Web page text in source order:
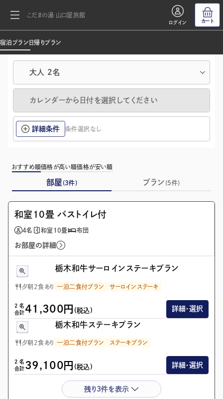
こだまの湯 山口屋旅館
ログイン カート
宿泊プラン 日帰りプラン
大人 2名
カレンダーから日付を選択してください
詳細条件 条件選択なし
部屋 (3件) プラン (5件)
おすすめ順価格が高い順価格が安い順
和室10畳 バストイレ付
4名 和室10畳 布団
お部屋の詳細
栃木和牛サーロインステーキプラン
夕朝2食あり 一泊二食付プラン サーロインステーキ
2 名
合計 41,300円 (税込) 詳細・選択
栃木和牛ステーキプラン
夕朝2食あり 一泊二食付プラン ステーキプラン
2 名
合計 39,100円 (税込) 詳細・選択
残り3件を表示